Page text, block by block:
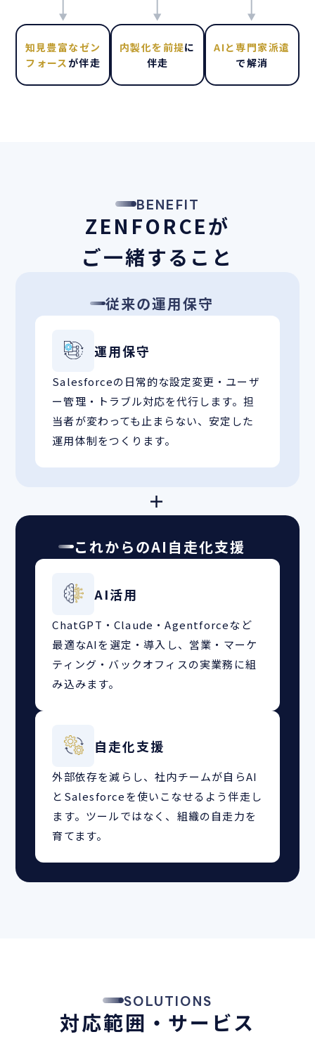
知見豊富なゼン
フォース が伴走
内製化を前提に
伴走
AIと専門家派遣
で解消
BENEFIT
ZENFORCEが
ご一緒すること
従来の運用保守
運用保守
Salesforceの日常的な設定変更・ユーザ
ー管理・トラブル対応を代行します。担
当者が変わっても止まらない、安定した
運用体制をつくります。
＋
これからのAI自走化支援
AI活用
ChatGPT・Claude・Agentforceなど
最適なAIを選定・導入し、営業・マーケ
ティング・バックオフィスの実業務に組
み込みます。
自走化支援
外部依存を減らし、社内チームが自らAI
とSalesforceを使いこなせるよう伴走し
ます。ツールではなく、組織の自走力を
育てます。
SOLUTIONS
対応範囲・サービス